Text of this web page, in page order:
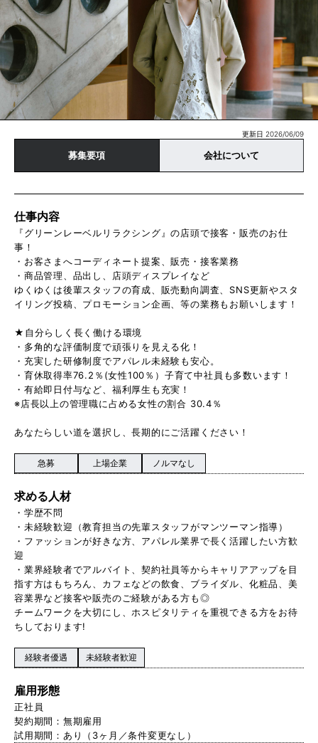
更新日 2026/06/09
募集要項 会社について
仕事内容
『グリーンレーベルリラクシング』の店頭で接客・販売のお仕
事！
・お客さまへコーディネート提案、販売・接客業務
・商品管理、品出し、店頭ディスプレイなど
ゆくゆくは後輩スタッフの育成、販売動向調査、SNS更新やスタ
イリング投稿、プロモーション企画、等の業務もお願いします！
★自分らしく長く働ける環境
・多角的な評価制度で頑張りを見える化！
・充実した研修制度でアパレル未経験も安心。
・育休取得率76.2％(女性100％）子育て中社員も多数います！
・有給即日付与など、福利厚生も充実！
※店長以上の管理職に占める女性の割合 30.4％
あなたらしい道を選択し、長期的にご活躍ください！
急募 上場企業 ノルマなし
求める人材
・学歴不問
・未経験歓迎（教育担当の先輩スタッフがマンツーマン指導）
・ファッションが好きな方、アパレル業界で長く活躍したい方歓
迎
・業界経験者でアルバイト、契約社員等からキャリアアップを目
指す方はもちろん、カフェなどの飲食、ブライダル、化粧品、美
容業界など接客や販売のご経験がある方も◎
チームワークを大切にし、ホスピタリティを重視できる方をお待
ちしております!
経験者優遇 未経験者歓迎
雇用形態
正社員
契約期間：無期雇用
試用期間：あり（3ヶ月／条件変更なし）